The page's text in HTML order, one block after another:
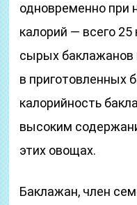
одновременно при
калорий — всего
сырых баклажанов
в приготовленных
калорийность
высоким
этих овощах.
Баклажан, член